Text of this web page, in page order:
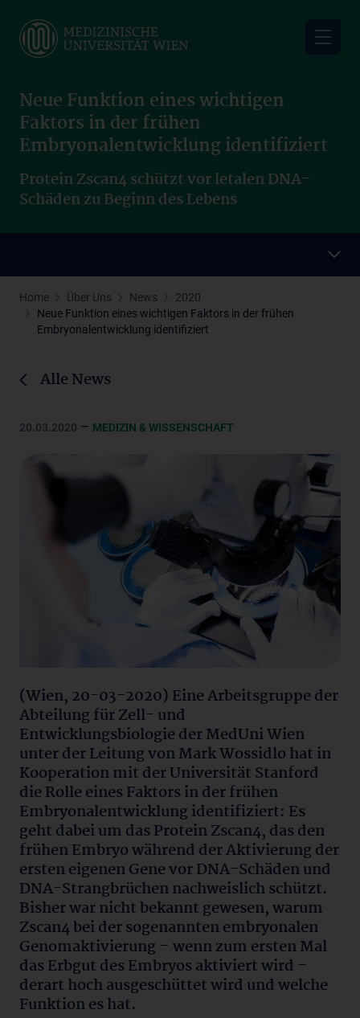
main
Neue Funktion eines wichtigen
Faktors in der frühen
Embryonalentwicklung identifiziert
Protein Zscan4 schützt vor letalen DNA-
Schäden zu Beginn des Lebens
Home Über Uns News
2020
Neue Funktion eines wichtigen Faktors in der frühen
Embryonalentwicklung identifiziert
Alle News
20.03.2020 – MEDIZIN & WISSENSCHAFT
(Wien, 20-03-2020) Eine Arbeitsgruppe der
Abteilung für Zell- und
Entwicklungsbiologie der MedUni Wien
unter der Leitung von Mark Wossidlo hat in
Kooperation mit der Universität Stanford
die Rolle eines Faktors in der frühen
Embryonalentwicklung identifiziert: Es
geht dabei um das Protein Zscan4, das den
frühen Embryo während der Aktivierung der
ersten eigenen Gene vor DNA-Schäden und
DNA-Strangbrüchen nachweislich schützt.
Bisher war nicht bekannt gewesen, warum
Zscan4 bei der sogenannten embryonalen
Genomaktivierung – wenn zum ersten Mal
das Erbgut des Embryos aktiviert wird –
derart hoch ausgeschüttet wird und welche
Funktion es hat.